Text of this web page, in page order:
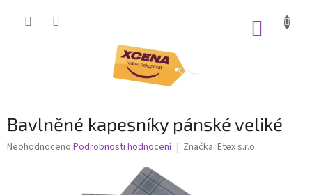
Bavlněné kapesníky pánské veliké
Průměrné
Neohodnoceno Podrobnosti hodnocení Značka: Etex s.r.o